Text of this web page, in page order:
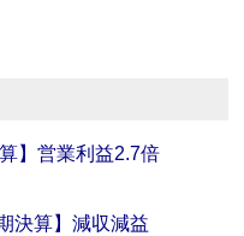
】営業利益2.7倍
決算】減収減益